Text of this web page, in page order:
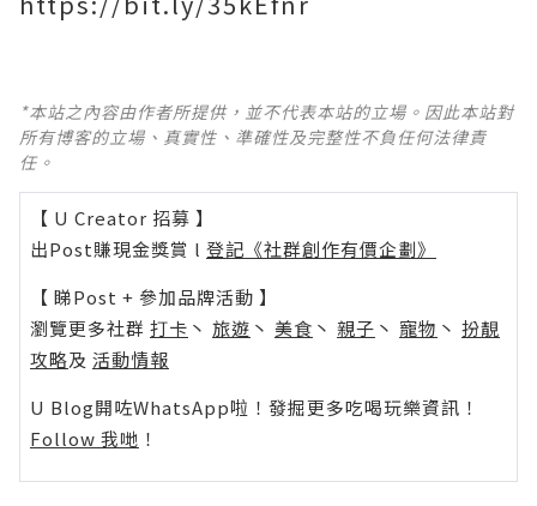
*本站之內容由作者所提供，並不代表本站的立場。因此本站對
所有博客的立場、真實性、準確性及完整性不負任何法律責
任。
【 U Creator 招募 】
出Post賺現金獎賞 l 登記《社群創作有價企劃》
【 睇Post + 參加品牌活動 】
瀏覽更多社群 打卡 丶 旅遊 丶 美食 丶 親子 丶 寵物 丶 扮靚
攻略及 活動情報
U Blog開咗WhatsApp啦！發掘更多吃喝玩樂資訊！
Follow 我哋 ！